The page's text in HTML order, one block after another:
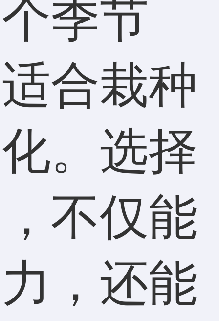
季节
合栽种
。选择
不仅能
，还能